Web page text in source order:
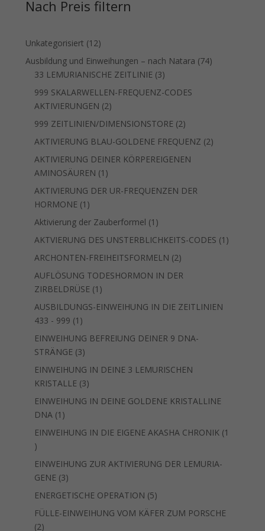
Nach Preis filtern
Unkategorisiert 1212
Produkte
Ausbildung und Einweihungen – nach Natara 7474
33 LEMURIANISCHE ZEITLINIE 33
Produkte
999 SKALARWELLEN-FREQUENZ-CODES
AKTIVIERUNGEN 22
Produkte
999 ZEITLINIEN/DIMENSIONSTORE 22
Produkte
AKTIVIERUNG BLAU-GOLDENE FREQUENZ 22
AKTIVIERUNG DEINER KÖRPEREIGENEN
AMINOSÄUREN 1 1
Produkt
AKTIVIERUNG DER UR-FREQUENZEN DER
HORMONE 1 1
Produkt
Aktivierung der Zauberformel 1 1
Produkt
AKTVIERUNG DES UNSTERBLICHKEITS-CODES 1 1
ARCHONTEN-FREIHEITSFORMELN 22
Produkte
AUFLÖSUNG TODESHORMON IN DER
ZIRBELDRÜSE 1 1
Produkt
AUSBILDUNGS-EINWEIHUNG IN DIE ZEITLINIEN
433 - 999 1 1
Produkt
EINWEIHUNG BEFREIUNG DEINER 9 DNA-
STRÄNGE 33
Produkte
EINWEIHUNG IN DEINE 3 LEMURISCHEN
KRISTALLE 33
Produkte
EINWEIHUNG IN DEINE GOLDENE KRISTALLINE
DNA 1 1
Produkt
EINWEIHUNG IN DIE EIGENE AKASHA CHRONIK 1
1
Produkt
EINWEIHUNG ZUR AKTIVIERUNG DER LEMURIA-
GENE 33
Produkte
ENERGETISCHE OPERATION 55
Produkte
FÜLLE-EINWEIHUNG VOM KÄFER ZUM PORSCHE
22